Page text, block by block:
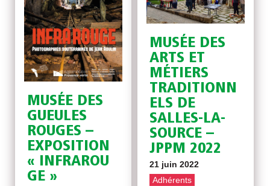
MUSÉE DES
GUEULES
ROUGES –
EXPOSITION
« INFRAROU
GE »
MUSÉE DES
ARTS ET
MÉTIERS
TRADITIONN
ELS DE
SALLES-LA-
SOURCE –
JPPM 2022
21 juin 2022
Adhérents